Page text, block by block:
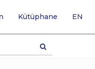
Kütüphane EN